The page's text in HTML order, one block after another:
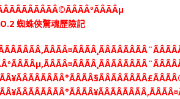
蜘蛛俠驚魂歷險記